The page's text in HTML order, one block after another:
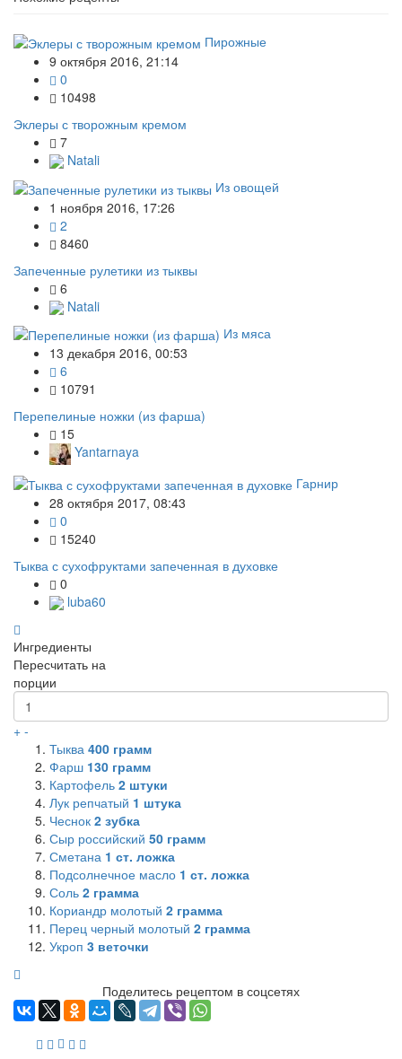
Пирожные
9 октября 2016, 21:14
0
10498
Эклеры с творожным кремом
7
Natali
Из овощей
1 ноября 2016, 17:26
2
8460
Запеченные рулетики из тыквы
6
Natali
Из мяса
13 декабря 2016, 00:53
6
10791
Перепелиные ножки (из фарша)
15
Yantarnaya
Гарнир
28 октября 2017, 08:43
0
15240
Тыква с сухофруктами запеченная в духовке
0
luba60
Ингредиенты
Пересчитать на
порции
+ -
Тыква 400 грамм
Фарш 130 грамм
Картофель 2 штуки
Лук репчатый 1 штука
Чеснок 2 зубка
Сыр российский 50 грамм
Сметана 1 ст. ложка
Подсолнечное масло 1 ст. ложка
Соль 2 грамма
Кориандр молотый 2 грамма
Перец черный молотый 2 грамма
Укроп 3 веточки
Поделитесь рецептом в соцсетях